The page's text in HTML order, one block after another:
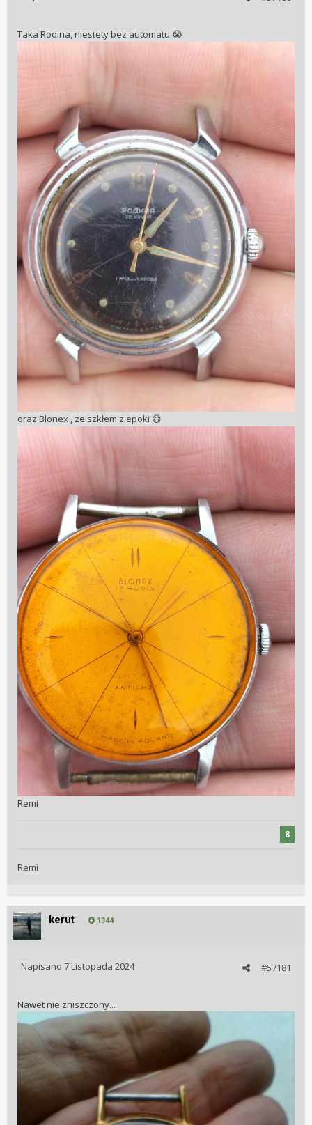
Taka Rodina, niestety bez automatu 😭
oraz Blonex , ze szkłem z epoki 😄
Remi
8
Remi
kerut 1344
#57181
Napisano 7 Listopada 2024
Nawet nie zniszczony...